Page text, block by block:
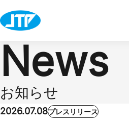
News
お知らせ
2026.07.08プレスリリース